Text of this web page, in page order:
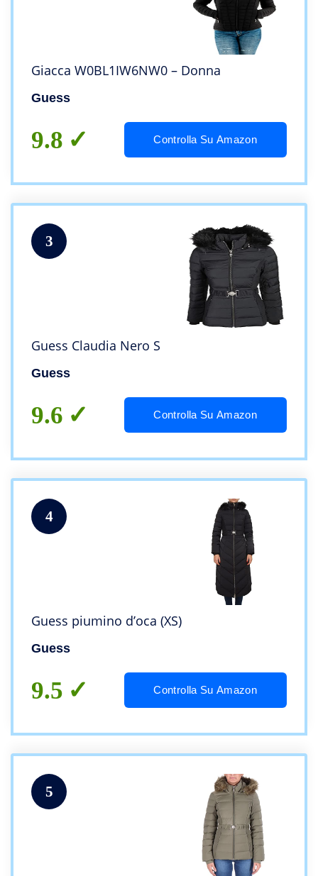
Giacca W0BL1IW6NW0 – Donna
Guess
9.8 Controlla Su Amazon
3
Guess Claudia Nero S
Guess
9.6 Controlla Su Amazon
4
Guess piumino d’oca (XS)
Guess
9.5 Controlla Su Amazon
5